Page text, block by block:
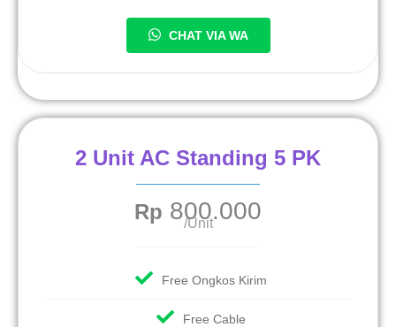
CHAT VIA WA
2 Unit AC Standing 5 PK
Rp 800.000
/Unit
Free Ongkos Kirim
Free Cable